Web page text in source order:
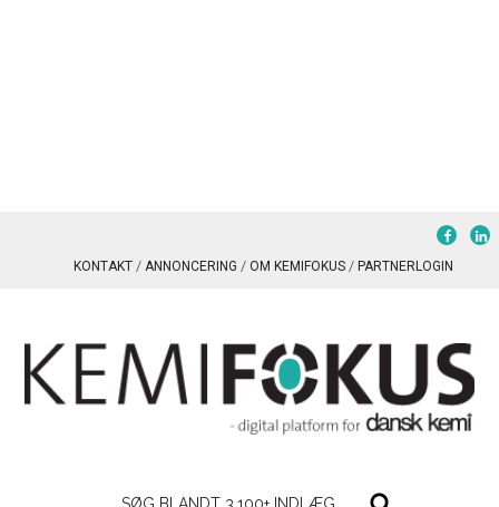
KONTAKT ANNONCERING OM KEMIFOKUS PARTNERLOGIN